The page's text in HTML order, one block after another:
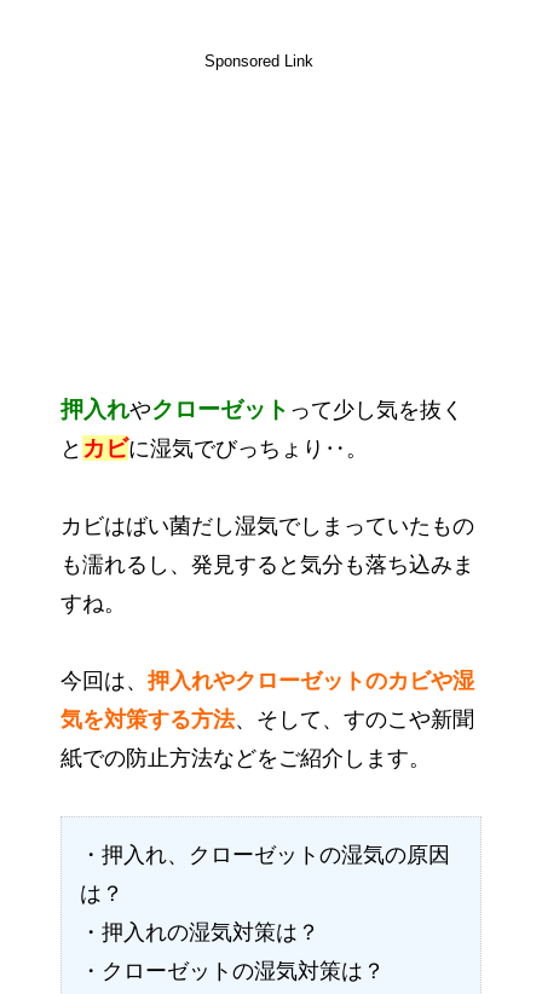
Sponsored Link
押入れやクローゼット って少し気を抜く
と カビに湿気でびっちょり‥。
カビはばい菌だし湿気でしまっていたもの
も濡れるし、発見すると気分も落ち込みま
すね。
今回は、 押入れやクローゼットのカビや湿
気を対策する方法、そして、すのこや新聞
紙での防止方法などをご紹介します。
・押入れ、クローゼットの湿気の原因
は？
・押入れの湿気対策は？
・クローゼットの湿気対策は？